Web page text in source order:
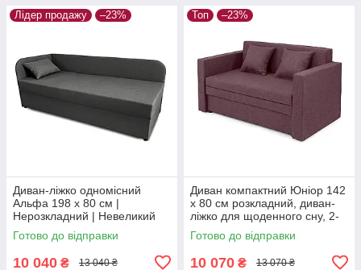
Лідер продажу –23%
Диван-ліжко одномісний
Альфа 198 х 80 см |
Нерозкладний | Невеликий
диван для щоденного сну |
рогожка, сірий, лівий
Готово до відправки
10 040 ₴ 13 040 ₴
Топ –23%
Диван компактний Юніор 142
х 80 см розкладний, диван-
ліжко для щоденного сну, 2-
місний, недорогий, рогожка,
беррі
Готово до відправки
10 070 ₴ 13 070 ₴